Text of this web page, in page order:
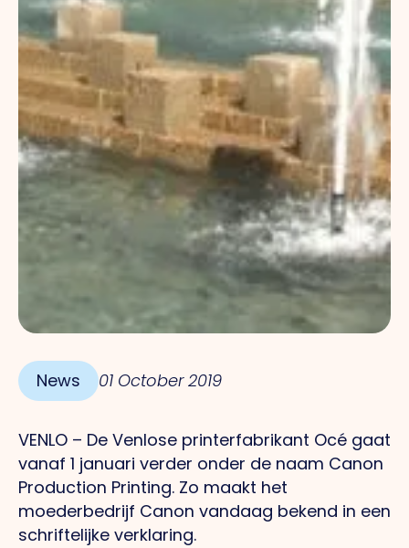
News 01 October 2019
VENLO – De Venlose printerfabrikant Océ gaat
vanaf 1 januari verder onder de naam Canon
Production Printing. Zo maakt het
moederbedrijf Canon vandaag bekend in een
schriftelijke verklaring.